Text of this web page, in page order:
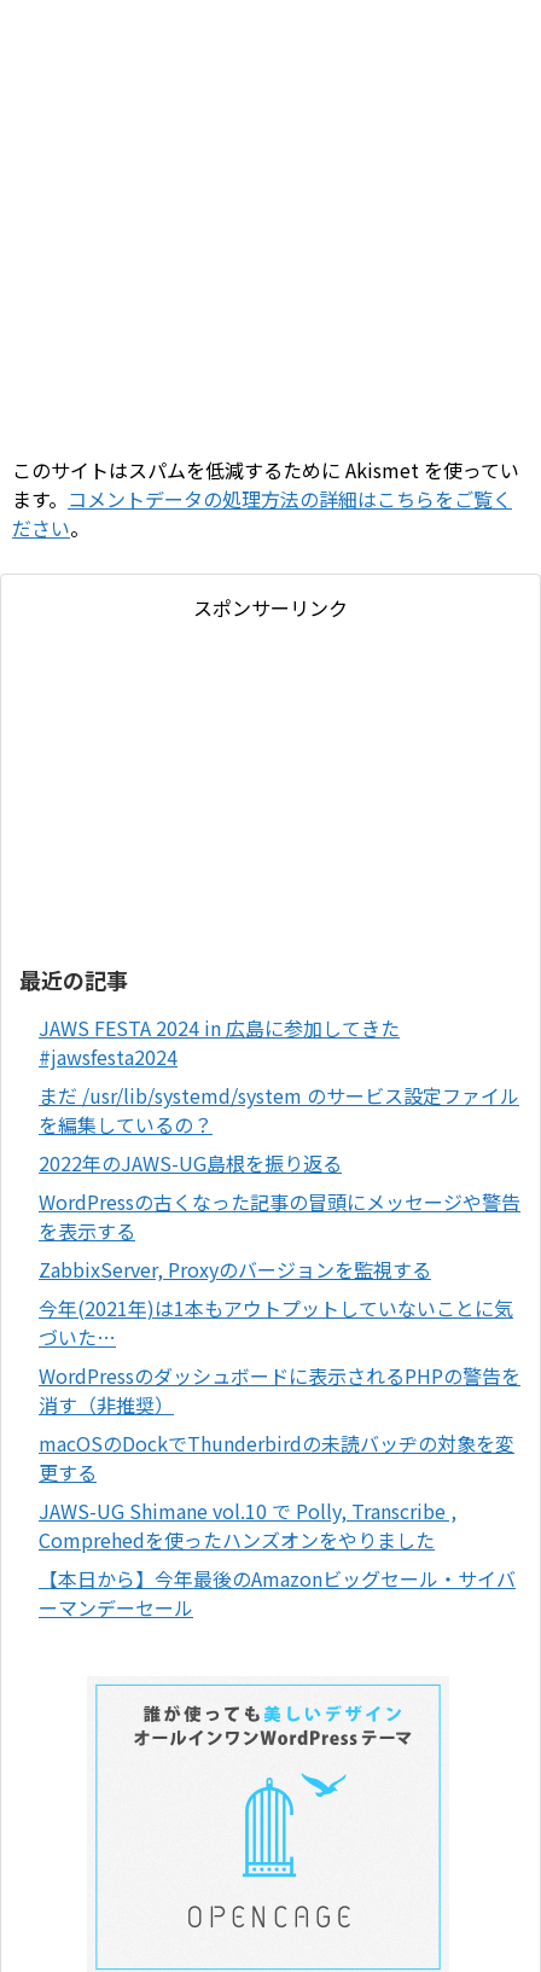
このサイトはスパムを低減するために Akismet を使ってい
ます。 コメントデータの処理方法の詳細はこちらをご覧く
ださい。
スポンサーリンク
最近の記事
JAWS FESTA 2024 in 広島に参加してきた
#jawsfesta2024
まだ /usr/lib/systemd/system のサービス設定ファイル
を編集しているの？
2022年のJAWS-UG島根を振り返る
WordPressの古くなった記事の冒頭にメッセージや警告
を表示する
ZabbixServer, Proxyのバージョンを監視する
今年(2021年)は1本もアウトプットしていないことに気
づいた…
WordPressのダッシュボードに表示されるPHPの警告を
消す（非推奨）
macOSのDockでThunderbirdの未読バッヂの対象を変
更する
JAWS-UG Shimane vol.10 で Polly, Transcribe ,
Comprehedを使ったハンズオンをやりました
【本日から】今年最後のAmazonビッグセール・サイバ
ーマンデーセール